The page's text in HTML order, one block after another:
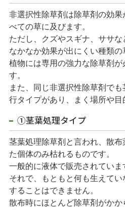
非選択性除草剤は除草剤の効
べての草に及びます。
ただし、クズやスギナ、ササ
なかなか効果が出にくい種類
植物には専用の強力な除草剤が
す。
また、同じ非選択性除草剤で
行タイプがあり、まく場所や目
①茎葉処理タイプ
茎葉処理除草剤と言われ、散
た個体のみ枯れるものです。
一般的に液体で販売されていま
それで、もともと何も生えて
することはできません。
散布時にほとんど除草剤がか